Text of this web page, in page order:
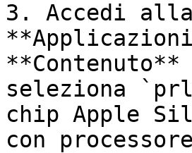
3. Accedi
seleziona
chip Apple
con